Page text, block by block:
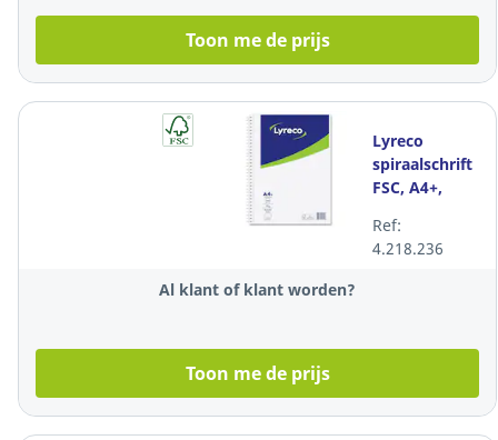
Toon me de prijs
Lyreco
spiraalschrift
FSC, A4+,
vellen
Ref:
4.218.236
Al klant of klant worden?
Toon me de prijs